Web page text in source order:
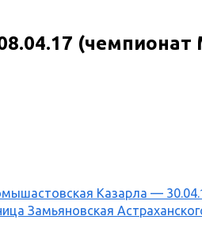
(чемпионат
Казарла —
Замьяновская